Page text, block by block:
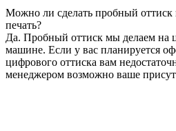
Можно ли сделать пробный оттиск
печать?
Да. Пробный оттиск мы делаем на
машине. Если у вас планируется
цифрового оттиска вам
менеджером возможно ваше